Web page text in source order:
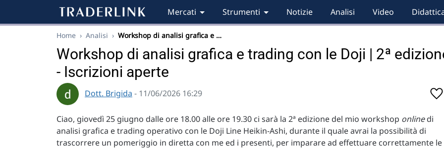
Mercati Strumenti Notizie Analisi Video
Home › Analisi › Workshop di analisi grafica e …
Workshop di analisi grafica e trading con le Doji | 2ª
- Iscrizioni aperte
Dott. Brigida - 11/06/2026 16:29
Ciao, giovedì 25 giugno dalle ore 18.00 alle ore 19.30 ci sarà la 2ª edizione del mio workshop onlinedi
analisi grafica e trading operativo con le Doji Line Heikin-Ashi, durante il quale avrai la possibilità di
trascorrere un pomeriggio in diretta con me ed i presenti, per imparare ad effettuare correttamente le